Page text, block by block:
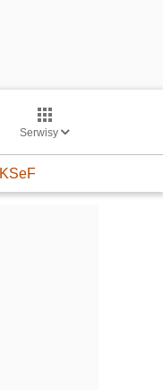
Serwisy
KSeF